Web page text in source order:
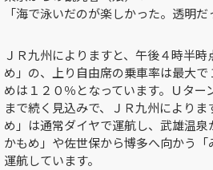
「海で泳いだのが楽しかった。透明だ
ＪＲ九州によりますと、午後４時半
め」の、上り自由席の乗車率は最大
めは１２０％となっています。Ｕター
まで続く見込みで、ＪＲ九州により
め」は通常ダイヤで運航し、武雄温
かもめ」や佐世保から博多へ向かう
運航しています。